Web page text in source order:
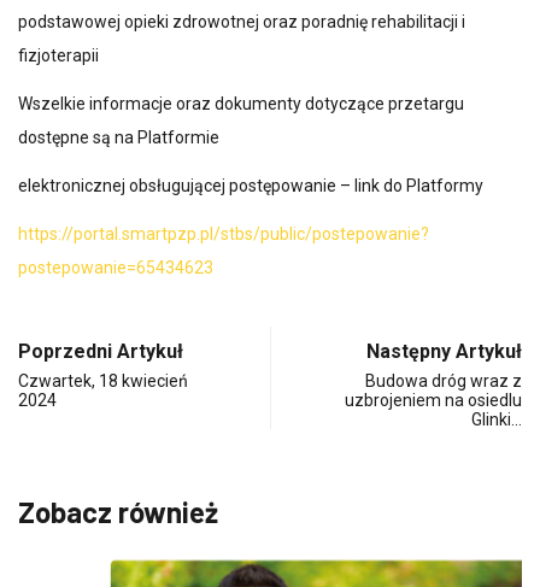
podstawowej opieki zdrowotnej oraz poradnię rehabilitacji i
fizjoterapii
Wszelkie informacje oraz dokumenty dotyczące przetargu
dostępne są na Platformie
elektronicznej obsługującej postępowanie – link do Platformy
https://portal.smartpzp.pl/stbs/public/postepowanie?
postepowanie=65434623
Poprzedni Artykuł
Czwartek, 18 kwiecień
2024
Następny Artykuł
Budowa dróg wraz z
uzbrojeniem na osiedlu
Glinki…
Zobacz również